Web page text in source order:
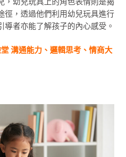
徑，透過他們利用幼兒玩具進行
導者亦能了解孩子的內心感受。
堂 溝通能力、邏輯思考、情商大